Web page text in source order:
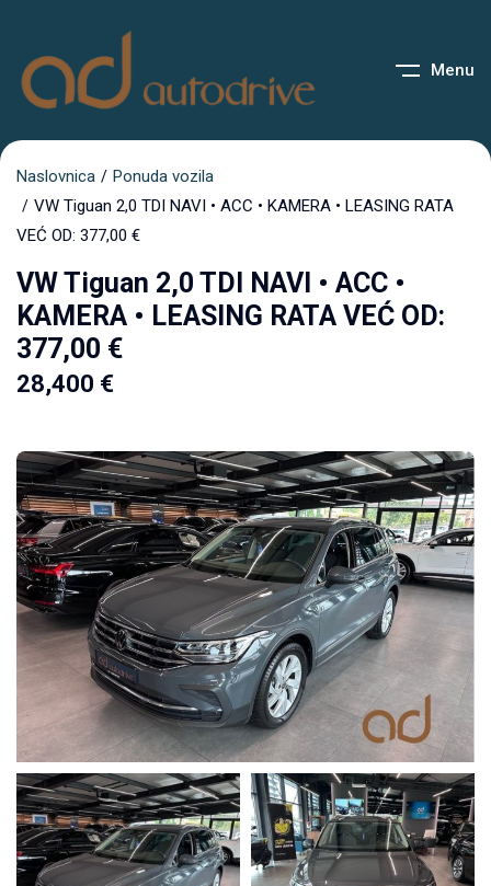
Menu
Naslovnica
Ponuda vozila
VW Tiguan 2,0 TDI NAVI • ACC • KAMERA • LEASING RATA
VEĆ OD: 377,00 €
VW Tiguan 2,0 TDI NAVI • ACC •
KAMERA • LEASING RATA VEĆ OD:
377,00 €
28,400 €